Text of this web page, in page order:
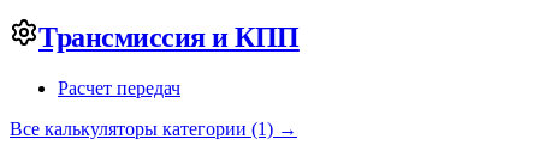
Трансмиссия и КПП
Расчет передач
Все калькуляторы категории (1) →